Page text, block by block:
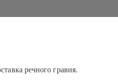
речного гравия.